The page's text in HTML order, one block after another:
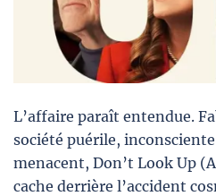
L’affaire paraît entendue.
société puérile,
menacent, Don’t Look Up
cache derrière l’accident